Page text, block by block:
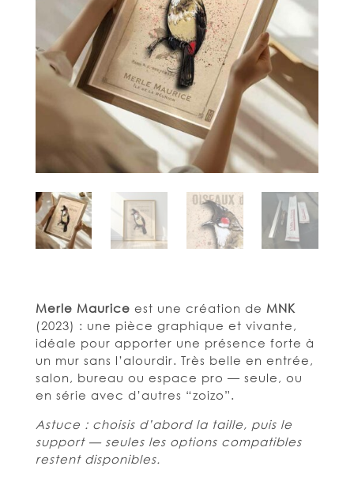
Merle Maurice est une création de MNK
(2023) : une pièce graphique et vivante,
idéale pour apporter une présence forte à
un mur sans l’alourdir. Très belle en entrée,
salon, bureau ou espace pro — seule, ou
en série avec d’autres “zoizo”.
Astuce : choisis d’abord la taille, puis le
support — seules les options compatibles
restent disponibles.